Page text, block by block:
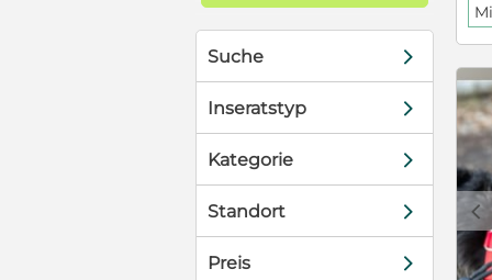
Suche d
Inseratstyp d
Kategorie d
Standort d
Preis d
c